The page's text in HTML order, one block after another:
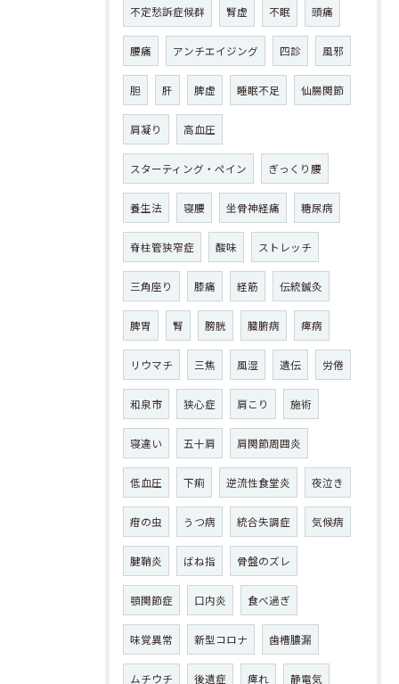
不定愁訴症候群 腎虚 不眠 頭痛
腰痛 アンチエイジング 四診 風邪
胆 肝 脾虚 睡眠不足 仙腸関節
肩凝り 高血圧
スターティング・ペイン ぎっくり腰
養生法 寝腰 坐骨神経痛 糖尿病
脊柱管狭窄症 酸味 ストレッチ
三角座り 膝痛 経筋 伝統鍼灸
脾胃 腎 膀胱 臓腑病 痺病
リウマチ 三焦 風湿 遺伝 労倦
和泉市 狭心症 肩こり 施術
寝違い 五十肩 肩関節周囲炎
低血圧 下痢 逆流性食堂炎 夜泣き
疳の虫 うつ病 統合失調症 気候病
腱鞘炎 ばね指 骨盤のズレ
顎関節症 口内炎 食べ過ぎ
味覚異常 新型コロナ 歯槽膿漏
ムチウチ 後遺症 痺れ 静電気